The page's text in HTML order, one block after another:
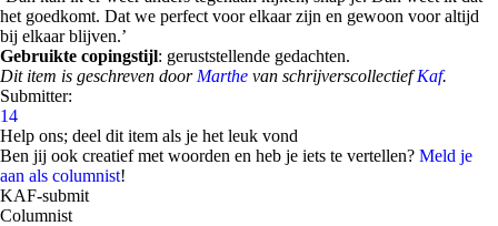
het goedkomt. Dat we perfect voor elkaar zijn en gewoon voor altijd
bij elkaar blijven.’
Gebruikte copingstijl: geruststellende gedachten.
Dit item is geschreven door Marthe van schrijverscollectiefKaf.
Submitter:
14
Help ons; deel dit item als je het leuk vond
Ben jij ook creatief met woorden en heb je iets te vertellen? Meld je
aan als columnist!
KAF-submit
Columnist